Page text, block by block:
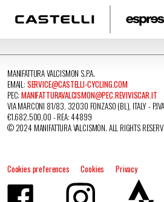
MANIFATTURA VALCISMON S.P.A.
EMAIL: SERVICE@CASTELLI-CYCLING.COM
PEC:MANIFATTURAVALCISMON@PEC.REVIVISCAR.IT
VIA MARCONI 81/83, 32030 FONZASO (BL), ITALY -
€1.682.500,00 - REA: 44899
© 2024 MANIFATTURA VALCISMON. ALL RIGHTS
Cookies preferences Cookies Privacy